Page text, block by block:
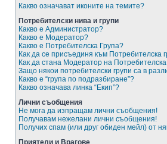
Какво означават иконите на темите?
Потребителски нива и групи
Какво е Администратор?
Какво е Модератор?
Какво е Потребителска Група?
Как да се присъединя към Потребителска
Как да стана Модератор на
Защо някои потребителски групи са в
Какво е “група по подразбиране”?
Какво означава линка “Екип”?
Лични съобщения
Не мога да изпращам лични съобщения!
Получавам нежелани лични съобщения!
Получих спам (или друг обиден мейл) от
Приятели и Врагове